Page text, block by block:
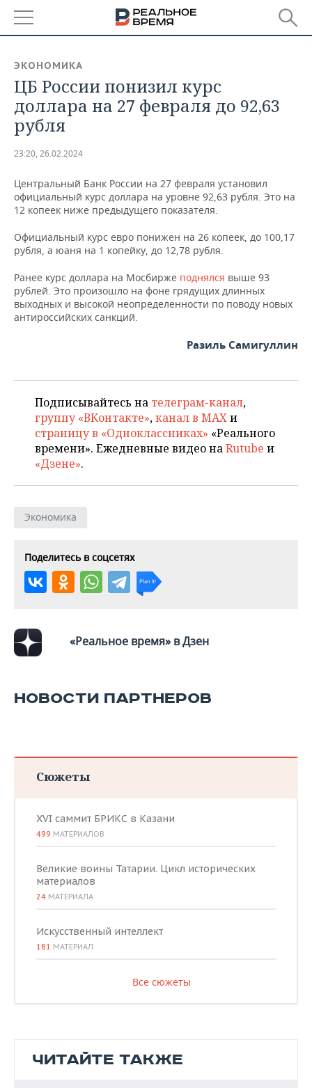
БАШКОРТОСТАН
ТАТАРСТАН
НОВОСТИ
АНАЛИТИКА
ДЕКЛАРАЦИИ О ДОХОДАХ
КОРОЛИ ГОСЗАКАЗА ПФО
ВУЗЫ ТАТАРСТАНА
КОМУ ПРИНАДЛЕЖАТ
ТОРГОВЫЕ ЦЕНТРЫ
ТАТАРСТАНА
НОВОСТИ ЭКОНОМИКИ
ФИНАНСЫ
БАНКИ
БЮДЖЕТ
ИНВЕСТИЦИИ
ПРОМЫШЛЕННОСТЬ
НОВОСТИ
ПРОМЫШЛЕННОСТИ
АГРОПРОМ
МАШИНОСТРОЕНИЕ
НЕФТЕХИМИЯ
ОПК
ЭНЕРГЕТИКА
НЕДВИЖИМОСТЬ
НОВОСТИ НЕДВИЖИМОСТИ
АВТО
НОВОСТИ АВТО
БИЗНЕС
НОВОСТИ БИЗНЕСА
УСЛУГИ
ТЕХНОЛОГИИ
МЕДИА
ТЕЛЕКОММУНИКАЦИИ
ВЫЕЗДНАЯ РЕДАКЦИЯ
БИЗНЕС-БРАНЧИ
ONLINE-КОНФЕРЕНЦИИ
НОВОСТИ СПОРТА
ФУТБОЛ
ХОККЕЙ
КИБЕРСПОРТ
ФИГУРНОЕ КАТАНИЕ
ВОДНЫЕ ВИДЫ СПОРТА
ХОККЕЙ С МЯЧОМ
ОБЩЕСТВО
НОВОСТИ ОБЩЕСТВА
ВЛАСТЬ
КУЛЬТУРА
МЕДИЦИНА
ОБРАЗОВАНИЕ
ПРОИСШЕСТВИЯ
ФОТОГАЛЕРЕЯ
СЮЖЕТЫ
СПИСОК КОМПАНИЙ
ЭКОНОМИКА
ЦБ России понизил курс
доллара на 27 февраля до 92,63
рубля
23:20, 26.02.2024
Центральный Банк России на 27 февраля установил
официальный курс доллара на уровне 92,63 рубля. Это на
12 копеек ниже предыдущего показателя.
Официальный курс евро понижен на 26 копеек, до 100,17
рубля, а юаня на 1 копейку, до 12,78 рубля.
Ранее курс доллара на Мосбирже поднялся выше 93
рублей. Это произошло на фоне грядущих длинных
выходных и высокой неопределенности по поводу новых
антироссийских санкций.
Разиль Самигуллин
Подписывайтесь на телеграм-канал,
группу «ВКонтакте»,канал в MAXи
страницу в «Одноклассниках» «Реального
времени». Ежедневные видео наRutube и
«Дзене».
Экономика
Поделитесь в соцсетях
«Реальное время» в Дзен
НОВОСТИ ПАРТНЕРОВ
Сюжеты
XVI саммит БРИКС в Казани
499 МАТЕРИАЛОВ
Великие воины Татарии. Цикл исторических
материалов
24 МАТЕРИАЛА
Искусственный интеллект
181 МАТЕРИАЛ
Все сюжеты
ЧИТАЙТЕ ТАКЖЕ